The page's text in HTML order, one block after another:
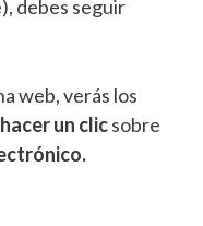
debes seguir
web, verás los
un clicsobre